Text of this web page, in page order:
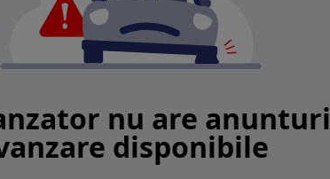
nu are
disponibile